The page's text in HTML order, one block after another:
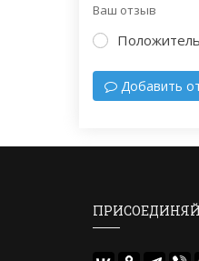
Ваш отзыв
Добавить